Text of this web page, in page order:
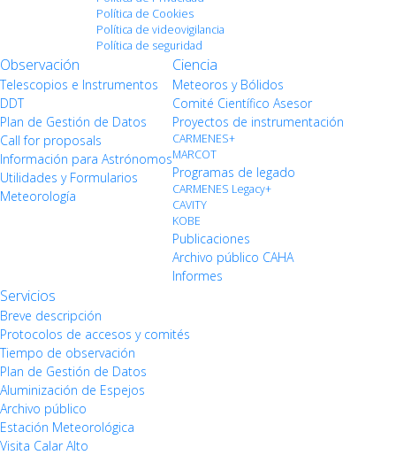
Política de Cookies
Política de videovigilancia
Política de seguridad
Observación
Telescopios e Instrumentos
DDT
Plan de Gestión de Datos
Call for proposals
Información para Astrónomos
Utilidades y Formularios
Meteorología
Ciencia
Meteoros y Bólidos
Comité Científico Asesor
Proyectos de instrumentación
CARMENES+
MARCOT
Programas de legado
CARMENES Legacy+
CAVITY
KOBE
Publicaciones
Archivo público CAHA
Informes
Servicios
Breve descripción
Protocolos de accesos y comités
Tiempo de observación
Plan de Gestión de Datos
Aluminización de Espejos
Archivo público
Estación Meteorológica
Visita Calar Alto